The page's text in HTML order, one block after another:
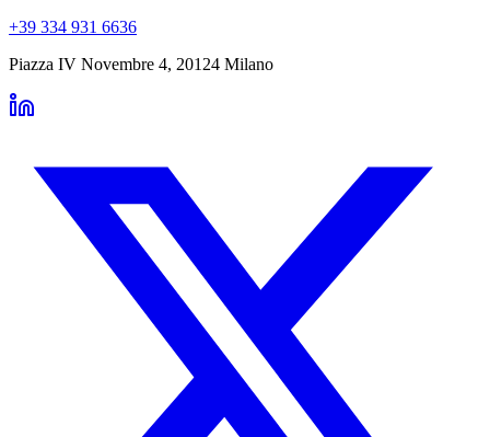
+39 334 931 6636
Piazza IV Novembre 4, 20124 Milano